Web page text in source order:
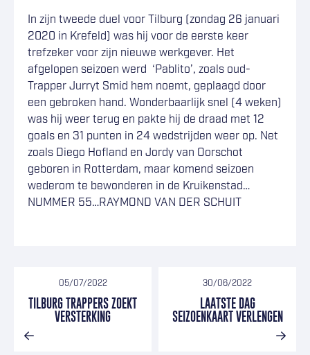
In zijn tweede duel voor Tilburg (zondag 26 januari
2020 in Krefeld) was hij voor de eerste keer
trefzeker voor zijn nieuwe werkgever. Het
afgelopen seizoen werd ‘Pablito’, zoals oud-
Trapper Jurryt Smid hem noemt, geplaagd door
een gebroken hand. Wonderbaarlijk snel (4 weken)
was hij weer terug en pakte hij de draad met 12
goals en 31 punten in 24 wedstrijden weer op. Net
zoals Diego Hofland en Jordy van Oorschot
geboren in Rotterdam, maar komend seizoen
wederom te bewonderen in de Kruikenstad…
NUMMER 55…RAYMOND VAN DER SCHUIT
05/07/2022
TILBURG TRAPPERS ZOEKT
VERSTERKING
30/06/2022
LAATSTE DAG
SEIZOENKAART VERLENGEN